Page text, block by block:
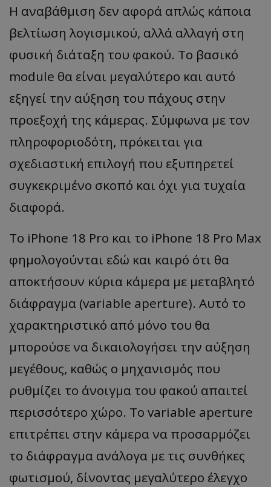
Η αναβάθμιση δεν αφορά απλώς κάποια
βελτίωση λογισμικού, αλλά αλλαγή στη
φυσική διάταξη του φακού. Το βασικό
module θα είναι μεγαλύτερο και αυτό
εξηγεί την αύξηση του πάχους στην
προεξοχή της κάμερας. Σύμφωνα με τον
πληροφοριοδότη, πρόκειται για
σχεδιαστική επιλογή που εξυπηρετεί
συγκεκριμένο σκοπό και όχι για τυχαία
διαφορά.
Το iPhone 18 Pro και το iPhone 18 Pro Max
φημολογούνται εδώ και καιρό ότι θα
αποκτήσουν κύρια κάμερα με μεταβλητό
διάφραγμα (variable aperture). Αυτό το
χαρακτηριστικό από μόνο του θα
μπορούσε να δικαιολογήσει την αύξηση
μεγέθους, καθώς ο μηχανισμός που
ρυθμίζει το άνοιγμα του φακού απαιτεί
περισσότερο χώρο. Το variable aperture
επιτρέπει στην κάμερα να προσαρμόζει
το διάφραγμα ανάλογα με τις συνθήκες
φωτισμού, δίνοντας μεγαλύτερο έλεγχο